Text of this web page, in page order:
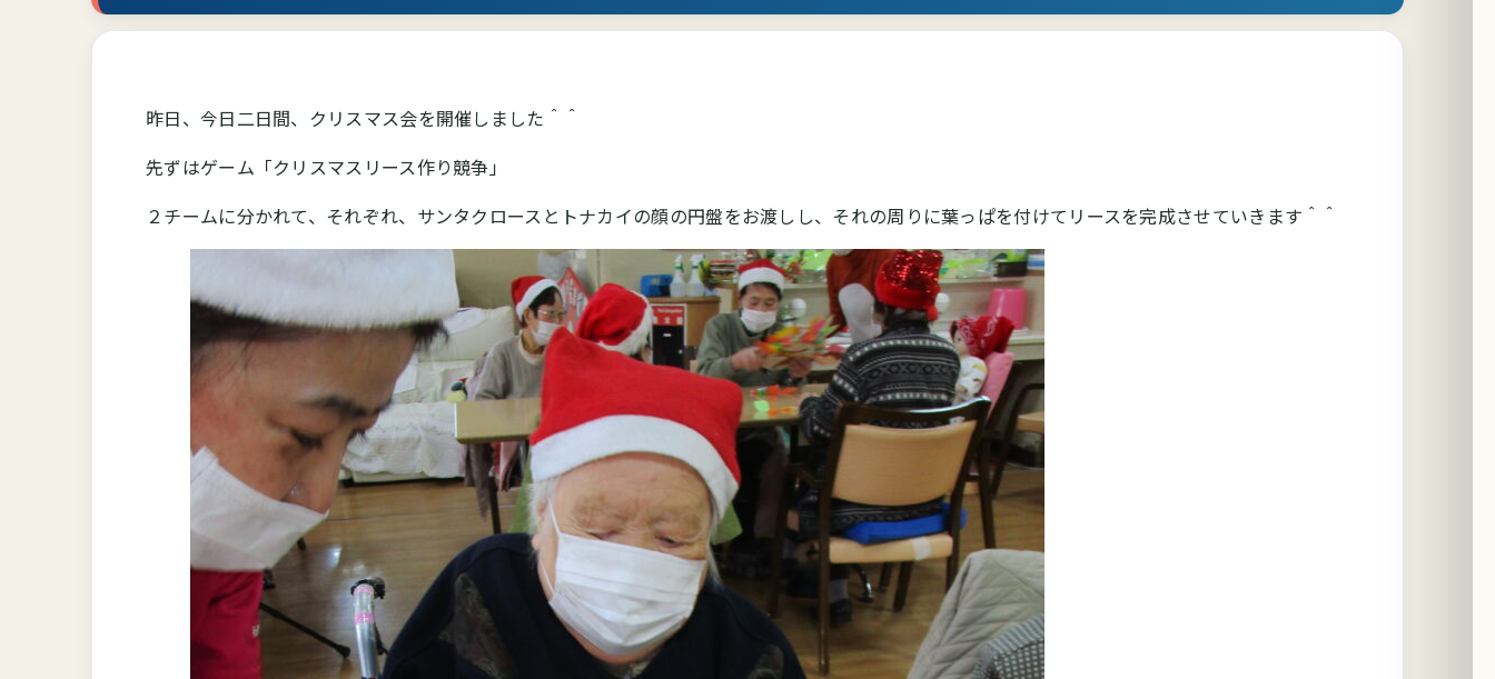
昨日、今日二日間、クリスマス会を開催しました＾＾
先ずはゲーム「クリスマスリース作り競争」
２チームに分かれて、それぞれ、サンタクロースとトナカイの顔の円盤をお渡しし、それの周りに葉っぱを付けてリースを完成させていきます＾＾